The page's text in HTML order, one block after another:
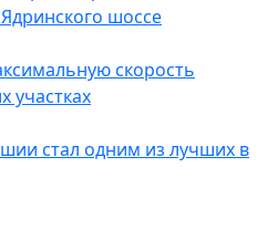
шоссе
скорость
участках
стал одним из лучших в